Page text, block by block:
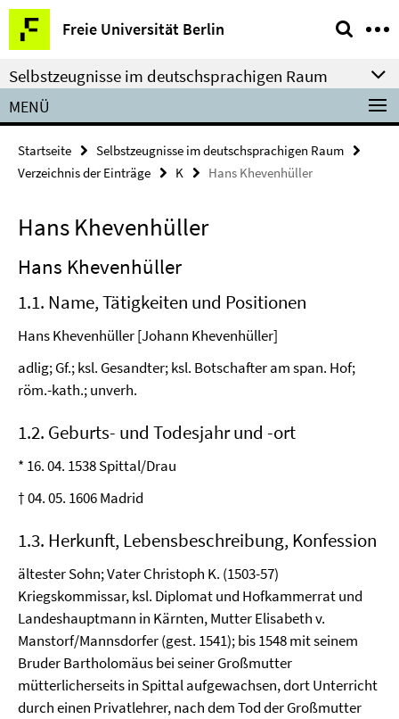
Springe
direkt
zu
Inhalt
Freie Universität Berlin
Service-
Navigation
Selbstzeugnisse im deutschsprachigen Raum
MENÜ
Startseite
Selbstzeugnisse im deutschsprachigen Raum
Verzeichnis der Einträge
K Hans Khevenhüller
Hans Khevenhüller
Hans Khevenhüller
1.1. Name, Tätigkeiten und Positionen
Hans Khevenhüller [Johann Khevenhüller]
adlig; Gf.; ksl. Gesandter; ksl. Botschafter am span. Hof;
röm.-kath.; unverh.
1.2. Geburts- und Todesjahr und -ort
* 16. 04. 1538 Spittal/Drau
† 04. 05. 1606 Madrid
1.3. Herkunft, Lebensbeschreibung, Konfession
ältester Sohn; Vater Christoph K. (1503-57)
Kriegskommissar, ksl. Diplomat und Hofkammerrat und
Landeshauptmann in Kärnten, Mutter Elisabeth v.
Manstorf/Mannsdorfer (gest. 1541); bis 1548 mit seinem
Bruder Bartholomäus bei seiner Großmutter
mütterlicherseits in Spittal aufgewachsen, dort Unterricht
durch einen Privatlehrer, nach dem Tod der Großmutter